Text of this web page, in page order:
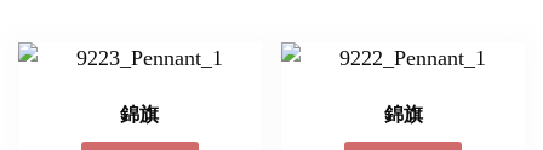
錦旗 錦旗